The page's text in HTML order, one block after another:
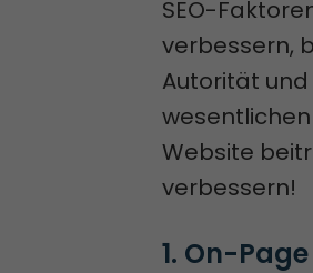
SEO-
verbessern,
Autorität
Website
verbessern!
1. On-